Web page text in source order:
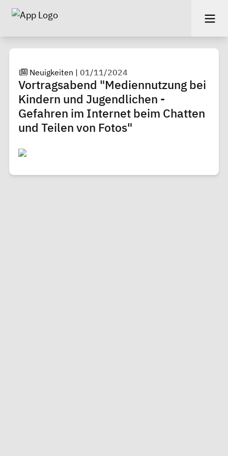
Neuigkeiten |01/11/2024
Vortragsabend "Mediennutzung bei
Kindern und Jugendlichen -
Gefahren im Internet beim Chatten
und Teilen von Fotos"